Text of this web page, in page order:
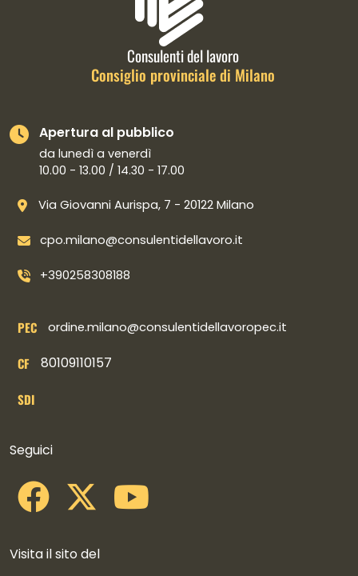
Consulenti del lavoro
Consiglio provinciale di Milano
Apertura al pubblico
da lunedì a venerdì
10.00 - 13.00 / 14.30 - 17.00
Via Giovanni Aurispa, 7 - 20122 Milano
cpo.milano@consulentidellavoro.it
+390258308188
PEC ordine.milano@consulentidellavoropec.it
CF 80109110157
SDI
Seguici
Visita il sito del